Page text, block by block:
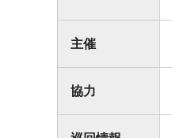
主催
協力